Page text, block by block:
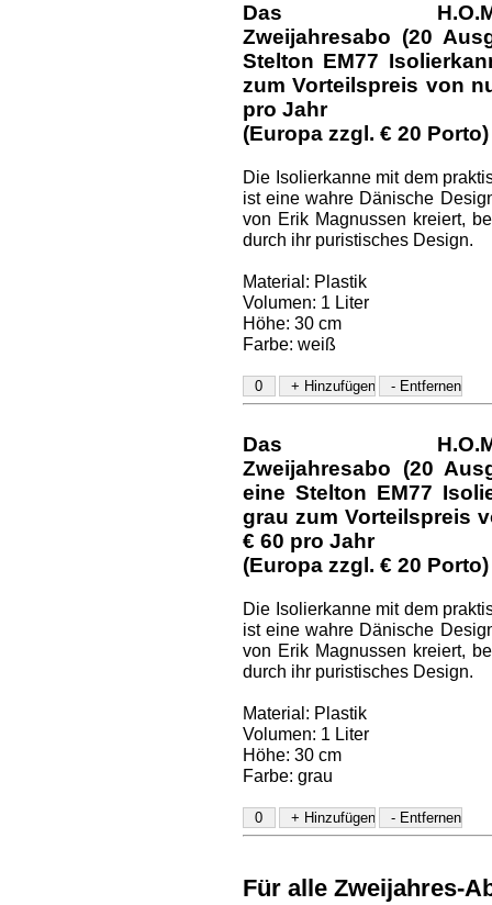
Das H.O.M.E.-
Zweijahresabo (20
Stelton EM77
zum Vorteilspreis von
pro Jahr
(Europa zzgl. € 20 Porto)
Die Isolierkanne mit dem
ist eine wahre Dänische
von Erik Magnussen kreiert,
durch ihr puristisches Design.
Material: Plastik
Volumen: 1 Liter
Höhe: 30 cm
Farbe: weiß
Das H.O.M.E.-
Zweijahresabo (20
eine Stelton EM77
grauzum Vorteilspreis
€ 60 pro Jahr
(Europa zzgl. € 20 Porto)
Die Isolierkanne mit dem
ist eine wahre Dänische
von Erik Magnussen kreiert,
durch ihr puristisches Design.
Material: Plastik
Volumen: 1 Liter
Höhe: 30 cm
Farbe: grau
Für alle Zweijahres-